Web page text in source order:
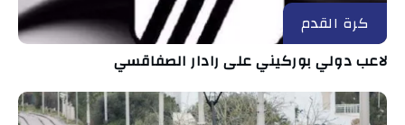
كرة القدم
لاعب دولي بوركيني على رادار الصفاقسي